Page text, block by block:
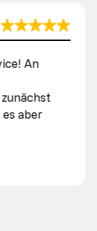
An
aber